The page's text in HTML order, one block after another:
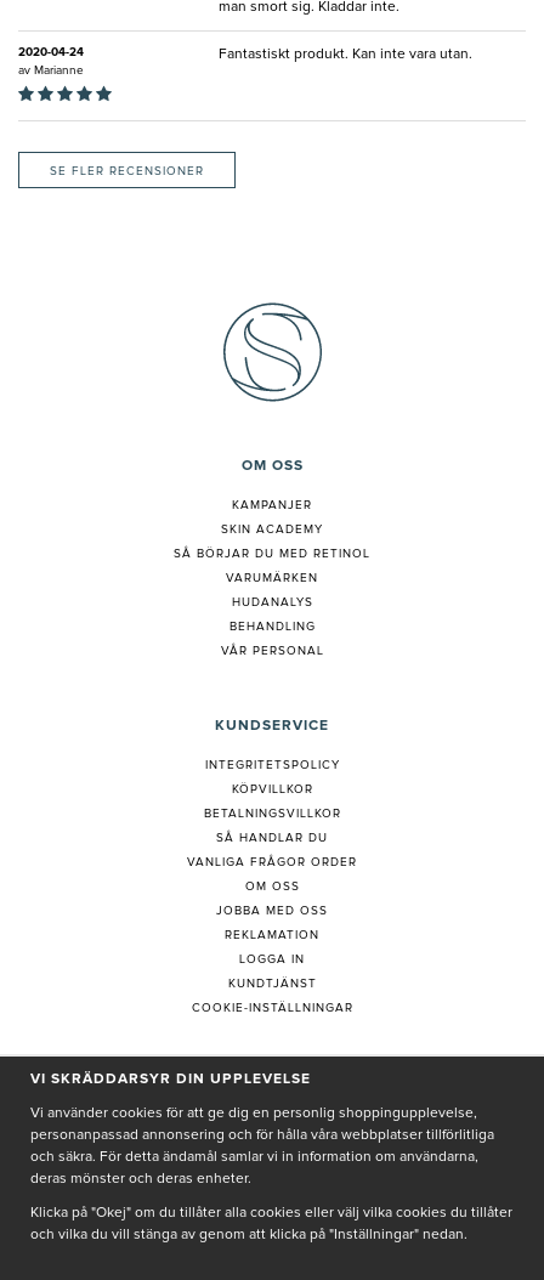
man smort sig. Kladdar inte.
2020-04-24
av Marianne
Fantastiskt produkt. Kan inte vara utan.
SE FLER RECENSIONER
OM OSS
KAMPANJER
SKIN ACADEMY
SÅ BÖRJAR DU MED RETINOL
VARUMÄRKEN
HUDANALYS
BEHANDLING
VÅR PERSONAL
KUNDSERVICE
INTEGRITETSPOLICY
KÖPVILLKOR
BETALNINGSVILLKOR
SÅ HANDLAR DU
VANLIGA FRÅGOR ORDER
OM OSS
JOBBA MED OSS
REKLAMATION
LOGGA IN
KUNDTJÄNST
COOKIE-INSTÄLLNINGAR
PRENUMERERA PÅ NYHETSBREV
Genom att ge min e-post, accepterar jag Seth och Sallyintegritetspolicy
De uppgifter du matar in kommer endast användas till våra nyhetsbrev.
VI SKRÄDDARSYR DIN UPPLEVELSE
Vi använder cookies för att ge dig en personlig shoppingupplevelse,
personanpassad annonsering och för hålla våra webbplatser tillförlitliga
och säkra. För detta ändamål samlar vi in information om användarna,
deras mönster och deras enheter.
Klicka på "Okej" om du tillåter alla cookies eller välj vilka cookies du tillåter
och vilka du vill stänga av genom att klicka på "Inställningar" nedan.